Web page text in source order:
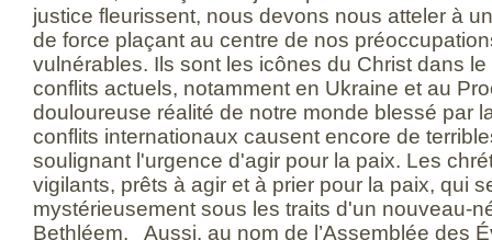
justice fleurissent, nous devons nous atteler à
de force plaçant au centre de nos
vulnérables. Ils sont les icônes du Christ dans
conflits actuels, notamment en Ukraine et au
douloureuse réalité de notre monde blessé par
conflits internationaux causent encore de
soulignant l'urgence d'agir pour la paix. Les
vigilants, prêts à agir et à prier pour la paix, qui
mystérieusement sous les traits d'un nouveau-
Bethléem. Aussi, au nom de l’Assemblée des